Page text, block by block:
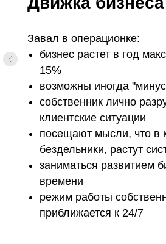
Завал в операционке:
бизнес растет в год
15%
возможны иногда
собственник лично
клиентские ситуации
посещают мысли, что в
бездельники, растут
заниматься развитием
времени
режим работы
приближается к 24/7